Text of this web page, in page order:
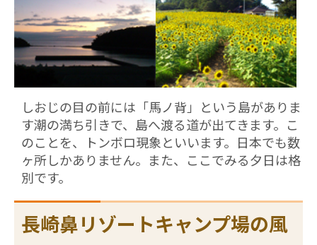
しおじの目の前には「馬ノ背」という島がありま
す潮の満ち引きで、島へ渡る道が出てきます。こ
のことを、トンボロ現象といいます。日本でも数
ヶ所しかありません。また、ここでみる夕日は格
別です。
長崎鼻リゾートキャンプ場の風